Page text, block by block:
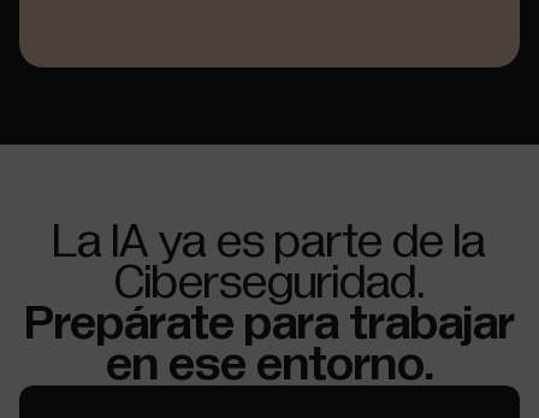
La IA ya es parte de la
Ciberseguridad.
Prepárate para trabajar
en ese entorno.